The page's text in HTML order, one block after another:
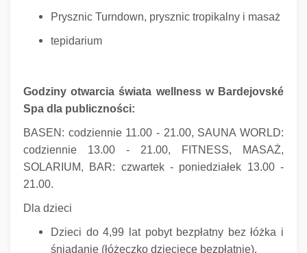
Prysznic Turndown, prysznic tropikalny i masaż
tepidarium
Godziny otwarcia świata wellness w Bardejovské
Spa dla publiczności:
BASEN: codziennie 11.00 - 21.00, SAUNA WORLD:
codziennie 13.00 - 21.00, FITNESS, MASAŻ,
SOLARIUM, BAR: czwartek - poniedziałek 13.00 -
21.00.
Dla dzieci
Dzieci do 4,99 lat pobyt bezpłatny bez łóżka i
śniadanie (łóżeczko dziecięce bezpłatnie).